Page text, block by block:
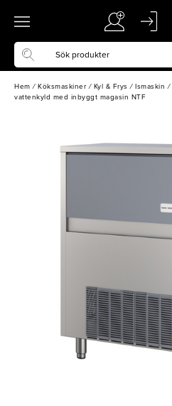
Hem / Köksmaskiner / Kyl & Frys / Ismaskin /
vattenkyld med inbyggt magasin NTF